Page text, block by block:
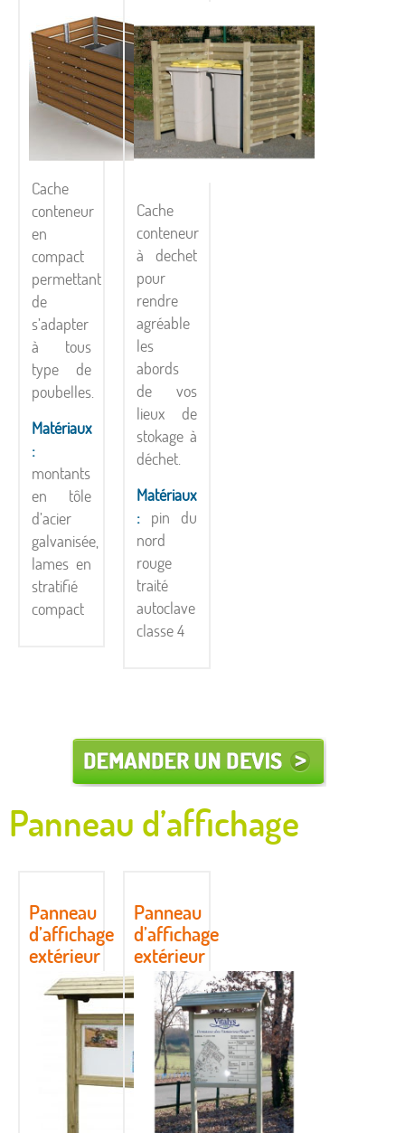
Cache
conteneur
en
compact
permettant
de
s’adapter
à tous
type de
poubelles.
Matériaux
:
montants
en tôle
d’acier
galvanisée,
lames en
stratifié
compact
Cache
conteneur
à dechet
pour
rendre
agréable
les
abords
de vos
lieux de
stokage à
déchet.
Matériaux
: pin du
nord
rouge
traité
autoclave
classe 4
Panneau d’affichage
Panneau
d’affichage
extérieur
Panneau
d’affichage
extérieur